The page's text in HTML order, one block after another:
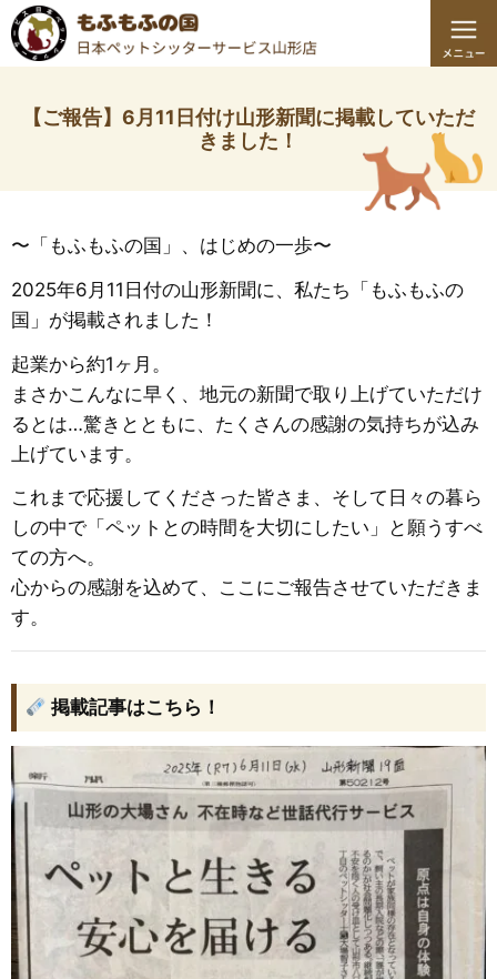
【ご報告】6月11日付け山形新聞に掲載していただ
きました！
〜「もふもふの国」、はじめの一歩〜
2025年6月11日付の山形新聞に、私たち「もふもふの
国」が掲載されました！
起業から約1ヶ月。
まさかこんなに早く、地元の新聞で取り上げていただけ
るとは…驚きとともに、たくさんの感謝の気持ちが込み
上げています。
これまで応援してくださった皆さま、そして日々の暮ら
しの中で「ペットとの時間を大切にしたい」と願うすべ
ての方へ。
心からの感謝を込めて、ここにご報告させていただきま
す。
掲載記事はこちら！